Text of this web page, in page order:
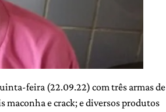
feira (22.09.22) com três armas de
maconha e crack; e diversos produtos